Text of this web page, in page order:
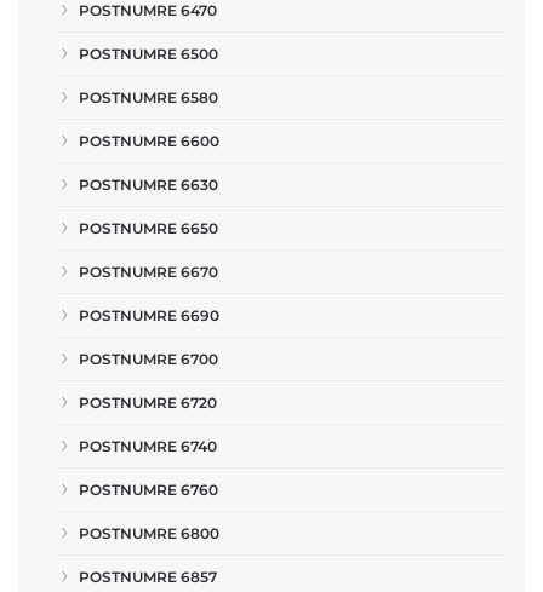
POSTNUMRE 6470
POSTNUMRE 6500
POSTNUMRE 6580
POSTNUMRE 6600
POSTNUMRE 6630
POSTNUMRE 6650
POSTNUMRE 6670
POSTNUMRE 6690
POSTNUMRE 6700
POSTNUMRE 6720
POSTNUMRE 6740
POSTNUMRE 6760
POSTNUMRE 6800
POSTNUMRE 6857